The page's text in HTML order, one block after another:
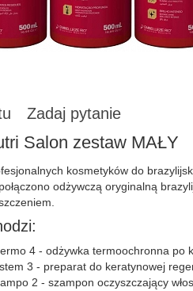
Zadaj pytanie
Salon zestaw MAŁY
kosmetyków do
odżywczą oryginalną
4 - odżywka termoochronna po
3 - preparat do keratynowej
2 - szampon oczyszczający